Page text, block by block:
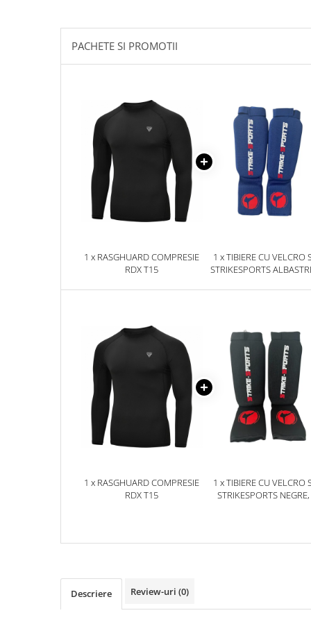
Perne Antrenament Arte Martiale
Imbracaminte sport
Sorturi Kickboxing / MMA
Bluze / Hanorace/Geci
Proteze/Protectii dentare
Accesorii Lupte/Wrestling
Suprafete de lupta/Dotari sala
Suprafete de Lupta/Antrenament
Vitamine/Minerale
PACHETE SI PROMOTII
1 x RASGHUARD COMPRESIE
RDX T15
1 x TIBIERE CU VELCRO
STRIKESPORTS
1 x RASGHUARD COMPRESIE
RDX T15
1 x TIBIERE CU VELCRO
STRIKESPORTS
Descriere Review-uri (0)